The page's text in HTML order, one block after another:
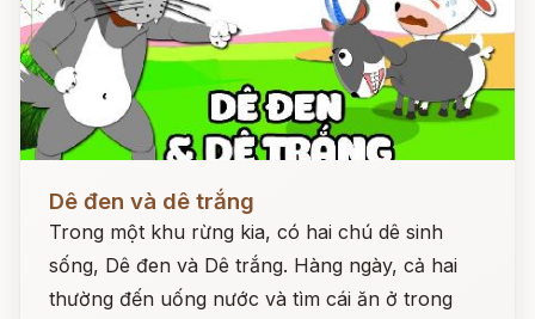
Dê đen và dê trắng
Trong một khu rừng kia, có hai chú dê sinh
sống, Dê đen và Dê trắng. Hàng ngày, cả hai
thường đến uống nước và tìm cái ăn ở trong